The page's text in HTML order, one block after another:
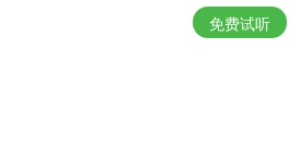
免费试听